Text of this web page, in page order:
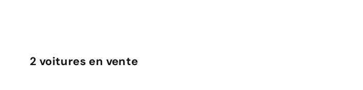
2 voitures en vente